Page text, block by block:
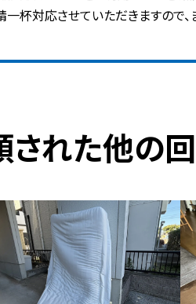
杯対応させていただきますので
された他の